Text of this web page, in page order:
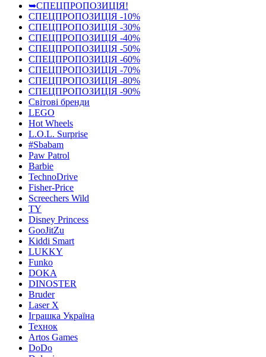
➥СПЕЦПРОПОЗИЦІЯ!
СПЕЦПРОПОЗИЦІЯ -10%
СПЕЦПРОПОЗИЦІЯ -30%
СПЕЦПРОПОЗИЦІЯ -40%
СПЕЦПРОПОЗИЦІЯ -50%
СПЕЦПРОПОЗИЦІЯ -60%
СПЕЦПРОПОЗИЦІЯ -70%
СПЕЦПРОПОЗИЦІЯ -80%
СПЕЦПРОПОЗИЦІЯ -90%
Світові бренди
LEGO
Hot Wheels
L.O.L. Surprise
#Sbabam
Paw Patrol
Barbie
TechnoDrive
Fisher-Price
Screechers Wild
TY
Disney Princess
GooJitZu
Kiddi Smart
LUKKY
Funko
DOKA
DINOSTER
Bruder
Laser X
Іграшка Україна
Технок
Artos Games
DoDo